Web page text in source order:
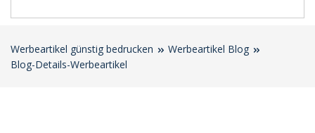
Werbeartikel günstig bedrucken
Werbeartikel Blog
Blog-Details-Werbeartikel